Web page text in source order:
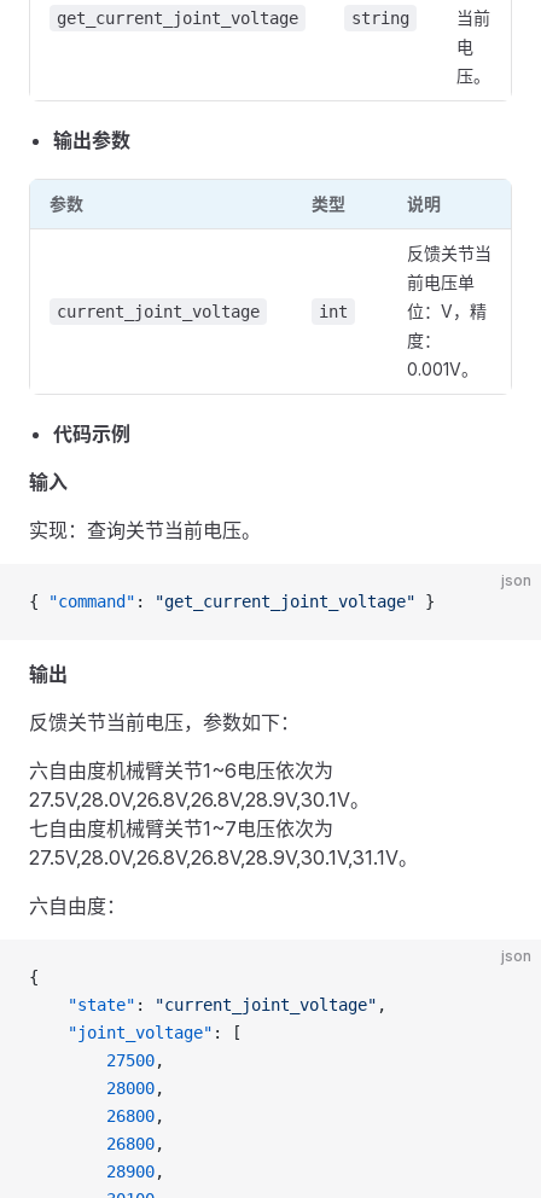
get_current_joint_voltage string
当前
电
压。
输出参数
参数 类型 说明
current_joint_voltage int
反馈关节当
前电压单
位：V，精
度：
0.001V。
代码示例
输入
实现：查询关节当前电压。
json
{ "command" : "get_current_joint_voltage" }
输出
反馈关节当前电压，参数如下：
六自由度机械臂关节1~6电压依次为
27.5V,28.0V,26.8V,26.8V,28.9V,30.1V。
七自由度机械臂关节1~7电压依次为
27.5V,28.0V,26.8V,26.8V,28.9V,30.1V,31.1V。
六自由度：
json
{
    "state"
: "current_joint_voltage" ,
    "joint_voltage"
: [
        27500
,
        28000
,
        26800
,
        26800
,
        28900
,